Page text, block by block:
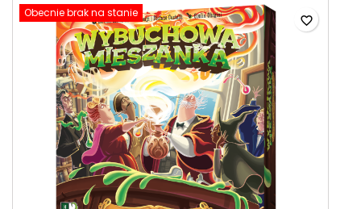
Obecnie brak na stanie
favorite_border